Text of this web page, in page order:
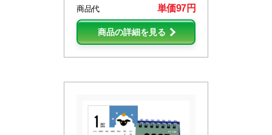
商品代
単価97円
商品の詳細を見る